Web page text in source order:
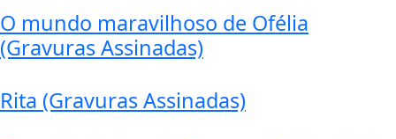
O mundo maravilhoso de Ofélia
(Gravuras Assinadas)
Rita (Gravuras Assinadas)